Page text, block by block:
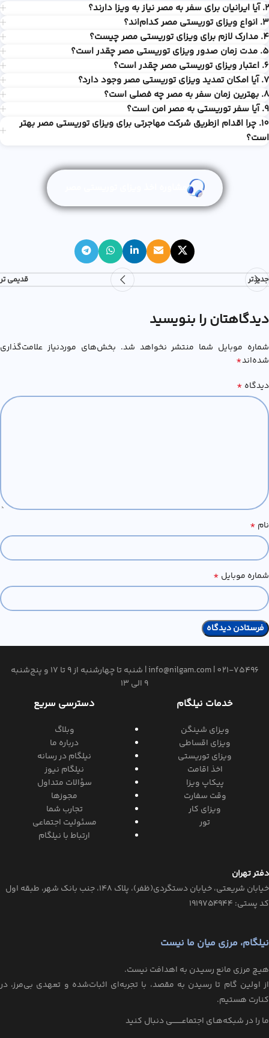
2. آیا ایرانیان برای سفر به مصر نیاز به ویزا دارند؟
3. انواع ویزای توریستی مصر کدام‌اند؟
4. مدارک لازم برای ویزای توریستی مصر چیست؟
5. مدت زمان صدور ویزای توریستی مصر چقدر است؟
6. اعتبار ویزای توریستی مصر چقدر است؟
7. آیا امکان تمدید ویزای توریستی مصر وجود دارد؟
8. بهترین زمان سفر به مصر چه فصلی است؟
9. آیا سفر توریستی به مصر امن است؟
10. چرا اقدام ازطریق شرکت مهاجرتی برای ویزای توریستی مصر بهتر
است؟
جدیدتر قدیمی تر
دیدگاهتان را بنویسید
شماره موبایل شما منتشر نخواهد شد. بخش‌های موردنیاز علامت‌گذاری
شده‌اند*
دیدگاه *
نام *
شماره موبایل *
021-75496
|
info@nilgam.com
| شنبه تا چهارشنبه از 9 تا 17 و پنج‌شنبه
9 الی 13
نیلگام، مرزی میان ما نیست
هیـچ مرزی مانع رسیـدن به اهدافت نیست.
از اولین گام تا رسیدن به مقصد، با تجربه‌ای اثبات‌شده و تعهدی بی‌مرز، در
کنارت هستیم.
ما را در شبکه‌هـای اجتماعــــــــی دنبال کنید
خدمات نیلگام
ویزای شینگن
ویزای اقساطی
ویزای توریستی
اخذ اقامت
پیکاپ ویزا
وقت سفارت
ویزای کار
تور
دسترسی سریع
وبلاگ
درباره ما
نیلگام در رسانه
نیلگام نیوز
سؤالات متداول
مجوزها
تجارب شما
مسئولیت اجتماعی
ارتباط با نیلگام
دفتر تهران
خیابان‌ شریعتی، خیابان‌ دستگردی(ظفر)، پلاک 148، جنب بانک شهر، طبقه اول
کد پستی: ۱۹۱۹۷۵۴۹۴۴